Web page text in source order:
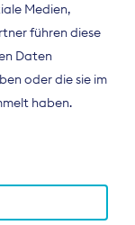
und
Medien,
führen diese
Daten
oder die sie im
haben.